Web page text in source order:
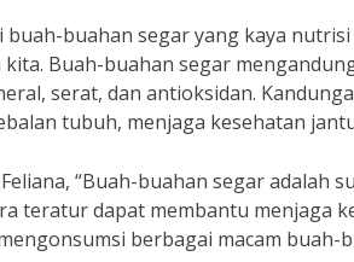
buahan segar yang kaya
Buah-buahan segar
serat, dan antioksidan.
tubuh, menjaga kesehatan
“Buah-buahan segar adalah
teratur dapat membantu menjaga
berbagai macam